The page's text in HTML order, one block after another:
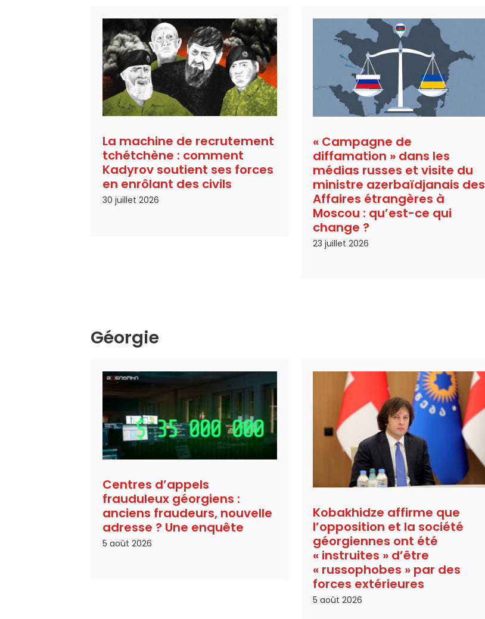
La machine de recrutement
tchétchène : comment
Kadyrov soutient ses forces
en enrôlant des civils
30 juillet 2026
« Campagne de
diffamation » dans les
médias russes et visite du
ministre azerbaïdjanais des
Affaires étrangères à
Moscou : qu’est-ce qui
change ?
23 juillet 2026
Géorgie
Centres d’appels
frauduleux géorgiens :
anciens fraudeurs, nouvelle
adresse ? Une enquête
5 août 2026
Kobakhidze affirme que
l’opposition et la société
géorgiennes ont été
« instruites » d’être
« russophobes » par des
forces extérieures
5 août 2026